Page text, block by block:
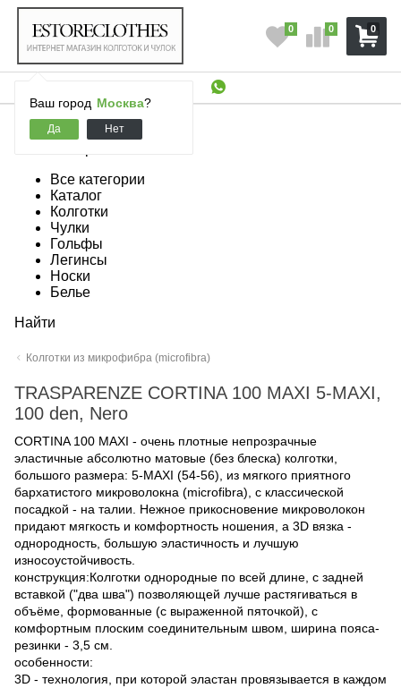
0
0 0
Ваш город Москва?
Все категории
Каталог
Колготки
Чулки
Гольфы
Легинсы
Носки
Белье
Найти
Колготки из микрофибра (microfibra)
TRASPARENZE CORTINA 100 MAXI 5-MAXI,
100 den, Nero
CORTINA 100 MAXI - очень плотные непрозрачные
эластичные абсолютно матовые (без блеска) колготки,
большого размера: 5-MAXI (54-56), из мягкого приятного
бархатистого микроволокна (microfibra), с классической
посадкой - на талии. Нежное прикосновение микроволокон
придают мягкость и комфортность ношения, а 3D вязка -
однородность, большую эластичность и лучшую
износоустойчивость.
конструкция:Колготки однородные по всей длине, с задней
вставкой ("два шва") позволяющей лучше растягиваться в
объёме, формованные (с выраженной пяточкой), с
комфортным плоским соединительным швом, ширина пояса-
резинки - 3,5 см.
особенности:
3D - технология, при которой эластан провязывается в каждом